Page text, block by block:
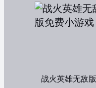
战火英雄无敌版